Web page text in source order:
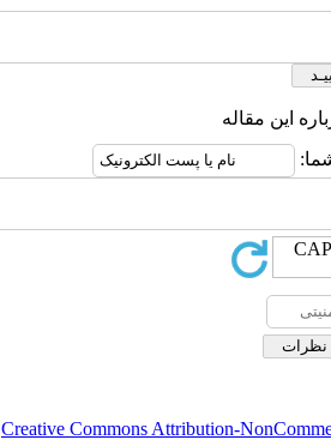
این مقاله
Creative Commons Attribution-